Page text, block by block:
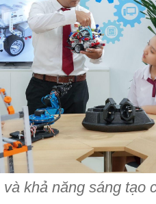
khả năng sáng tạo